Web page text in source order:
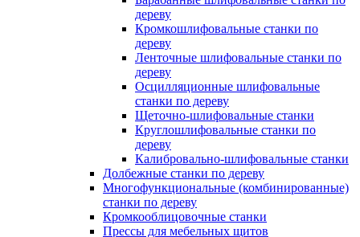
дереву
Кромкошлифовальные станки по
дереву
Ленточные шлифовальные станки по
дереву
Осцилляционные шлифовальные
станки по дереву
Щеточно-шлифовальные станки
Круглошлифовальные станки по
дереву
Калибровально-шлифовальные станки
Долбежные станки по дереву
Многофункциональные (комбинированные)
станки по дереву
Кромкооблицовочные станки
Прессы для мебельных щитов